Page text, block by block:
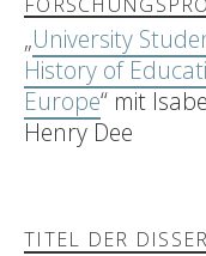
„University
History of
Europe“ mit
Henry Dee
TITEL DER